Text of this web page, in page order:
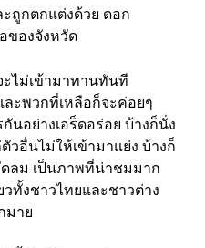
ถูกตกแต่งด้วย ดอก
ของจังหวัด
ะไม่เข้ามาทานทันที
ะพวกที่เหลือก็จะค่อยๆ
นอย่างเอร็ดอร่อย บ้างก็นั่ง
วอื่นไม่ให้เข้ามาแย่ง บ้างก็
ลม เป็นภาพที่น่าชมมาก
ทั้งชาวไทยและชาวต่าง
มาย